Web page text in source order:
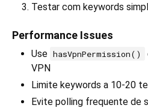
Testar com keywords
Performance Issues
Use hasVpnPermission()
VPN
Limite keywords a 10-20
Evite polling frequente de